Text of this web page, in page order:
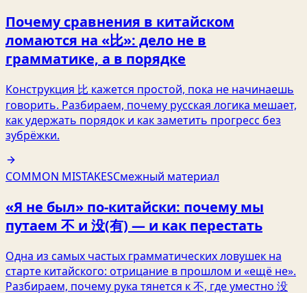
Почему сравнения в китайском
ломаются на «比»: дело не в
грамматике, а в порядке
Конструкция 比 кажется простой, пока не начинаешь
говорить. Разбираем, почему русская логика мешает,
как удержать порядок и как заметить прогресс без
зубрёжки.
COMMON MISTAKESСмежный материал
«Я не был» по-китайски: почему мы
путаем 不 и 没(有) — и как перестать
Одна из самых частых грамматических ловушек на
старте китайского: отрицание в прошлом и «ещё не».
Разбираем, почему рука тянется к 不, где уместно 没